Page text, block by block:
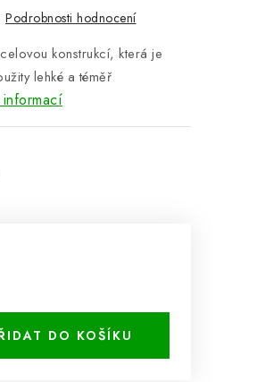
Podrobnosti hodnocení
konstrukcí, která je
lehké a téměř
DO KOŠÍKU